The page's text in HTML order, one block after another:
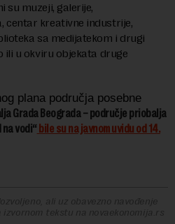
su muzeji, galerije,
centar kreativne industrije,
sa medijatekom i drugi
ili u okviru objekata druge
plana područja posebne
Grada Beograda – područje priobalja
vodi“ bile su na javnom uvidu od 14.
ali uz obavezno navođenje
tekstu na novaekonomija.rs